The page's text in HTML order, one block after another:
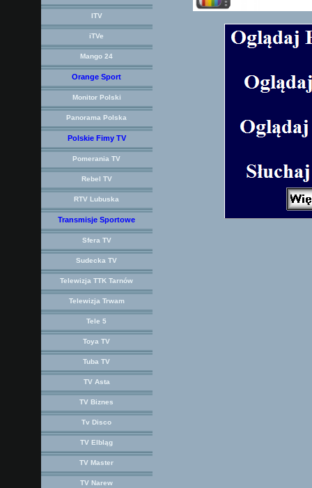
ITV
iTVe
Mango 24
Orange Sport
Monitor Polski
Panorama Polska
Polskie Fimy TV
Pomerania TV
Rebel TV
RTV Lubuska
Transmisje Sportowe
Sfera TV
Sudecka TV
Telewizja TTK Tarnów
Telewizja Trwam
Tele 5
Toya TV
Tuba TV
TV Asta
TV Biznes
Tv Disco
TV Elbląg
TV Master
TV Narew